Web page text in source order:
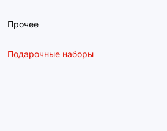
Прочее
Подарочные наборы